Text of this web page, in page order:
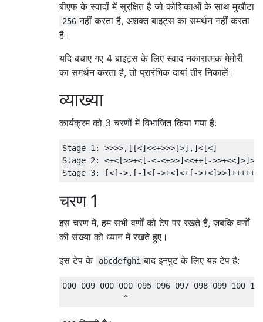
बीएफ के स्वादों में सुरक्षित है जो कोशिकाओं के साथ मुखौटा
256 नहीं करता है, अशक्त बाइट्स का समर्थन नहीं करता
है।
यदि बचाए गए 4 बाइट्स के लिए स्वाद नकारात्मक मेमोरी
का समर्थन करता है, तो प्रारंभिक दायां तीर निकालें।
व्याख्या
कार्यक्रम को 3 चरणों में विभाजित किया गया है:
Stage 1: >>>>,[[<]<<+>>>[>],]<[<]
Stage 2: <+<[>>+<[-<-<+>>]<<++[-
चरण 1
इस चरण में, हम सभी वर्णों को टेप पर रखते हैं, जबकि वर्णों
की संख्या को ध्यान में रखते हुए।
इस टेप के
abcdefghi बाद इनपुट के लिए यह टेप है:
000 009 000 000 095 096 097 098 099 100